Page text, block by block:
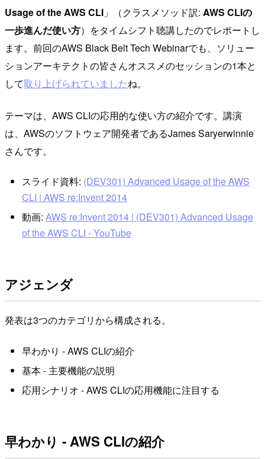
Usage of the AWS CLI 」（クラスメソッド訳: AWS CLIの
一歩進んだ使い方）をタイムシフト聴講したのでレポートし
ます。前回のAWS Black Belt Tech Webinarでも、ソリュー
ションアーキテクトの皆さんオススメのセッションの1本と
して取り上げられていましたね。
テーマは、AWS CLIの応用的な使い方の紹介です。講演
は、AWSのソフトウェア開発者であるJames Saryerwinnie
さんです。
スライド資料: (DEV301) Advanced Usage of the AWS
CLI | AWS re:Invent 2014
動画: AWS re:Invent 2014 | (DEV301) Advanced Usage
of the AWS CLI - YouTube
アジェンダ
発表は3つのカテゴリから構成される。
早わかり - AWS CLIの紹介
基本 - 主要機能の説明
応用シナリオ - AWS CLIの応用機能に注目する
早わかり - AWS CLIの紹介